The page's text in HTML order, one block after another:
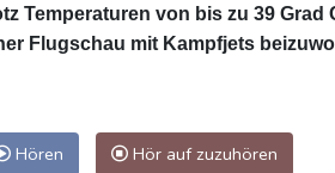
Temperaturen von bis zu 39
Flugschau mit Kampfjets
Hören Hör auf zuzuhören